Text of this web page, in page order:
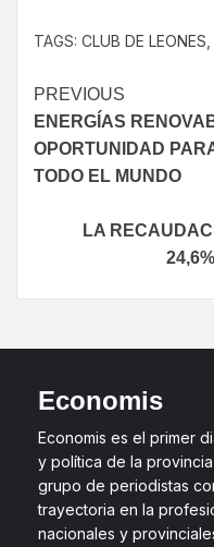
TAGS: CLUB DE LEONES
PREVIOUS
ENERGÍAS
OPORTUNIDAD
TODO EL MUNDO
LA
Economis
Economis es el primer
y política de la
grupo de periodistas
trayectoria en la
nacionales y